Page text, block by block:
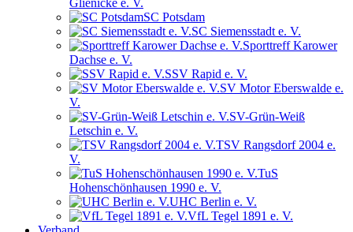
Glienicke e. V.
SC Potsdam
SC Siemensstadt e. V.
Sporttreff Karower
Dachse e. V.
SSV Rapid e. V.
SV Motor Eberswalde e.
V.
SV-Grün-Weiß
Letschin e. V.
TSV Rangsdorf 2004 e.
V.
TuS
Hohenschönhausen 1990 e. V.
UHC Berlin e. V.
VfL Tegel 1891 e. V.